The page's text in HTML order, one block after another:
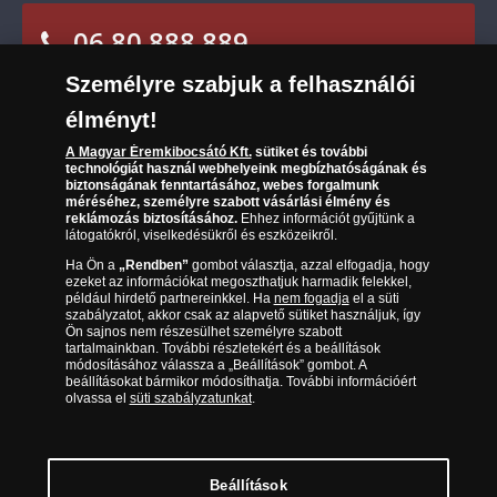
Süti (cookies)Beállítások
Társaságunkról
Az érmék és érmek ára és értéke
Gyakran ismételt kérdések
Adatkezelés
06 80 888 889
(díjmentesen hívható hétfőtől csütörtökig 9.00 és 17.00
óra között, péntekenként 9.00 és 15.00 óra között)
Magyar Éremkibocsátó Kft. 1134 Budapest, Váci út 33. Cégjegyzékszám: 01-09-
Bláthy Ottó utca 3-5.) engedélyéhez kötött tevékenységet folytat. Kereskedelmi
Személyre szabjuk a felhasználói
élményt!
A Magyar Éremkibocsátó Kft.sütiket és további
technológiát használ webhelyeink megbízhatóságának és
biztonságának fenntartásához, webes forgalmunk
méréséhez, személyre szabott vásárlási élmény és
reklámozás biztosításához.Ehhez információt gyűjtünk a
látogatókról, viselkedésükről és eszközeikről.
Ha Ön a „Rendben”gombot választja, azzal elfogadja, hogy
ezeket az információkat megoszthatjuk harmadik felekkel,
például hirdető partnereinkkel. Ha nem fogadjael a süti
szabályzatot, akkor csak az alapvető sütiket használjuk, így
Ön sajnos nem részesülhet személyre szabott
tartalmainkban. További részletekért és a beállítások
módosításához válassza a „Beállítások” gombot. A
beállításokat bármikor módosíthatja. További információért
olvassa el süti szabályzatunkat.
Beállítások